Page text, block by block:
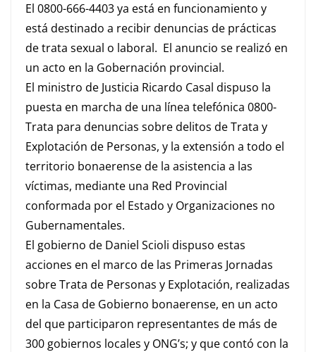
El 0800-666-4403 ya está en funcionamiento y
está destinado a recibir denuncias de prácticas
de trata sexual o laboral. El anuncio se realizó en
un acto en la Gobernación provincial.
El ministro de Justicia Ricardo Casal dispuso la
puesta en marcha de una línea telefónica 0800-
Trata para denuncias sobre delitos de Trata y
Explotación de Personas, y la extensión a todo el
territorio bonaerense de la asistencia a las
víctimas, mediante una Red Provincial
conformada por el Estado y Organizaciones no
Gubernamentales.
El gobierno de Daniel Scioli dispuso estas
acciones en el marco de las Primeras Jornadas
sobre Trata de Personas y Explotación, realizadas
en la Casa de Gobierno bonaerense, en un acto
del que participaron representantes de más de
300 gobiernos locales y ONG’s; y que contó con la